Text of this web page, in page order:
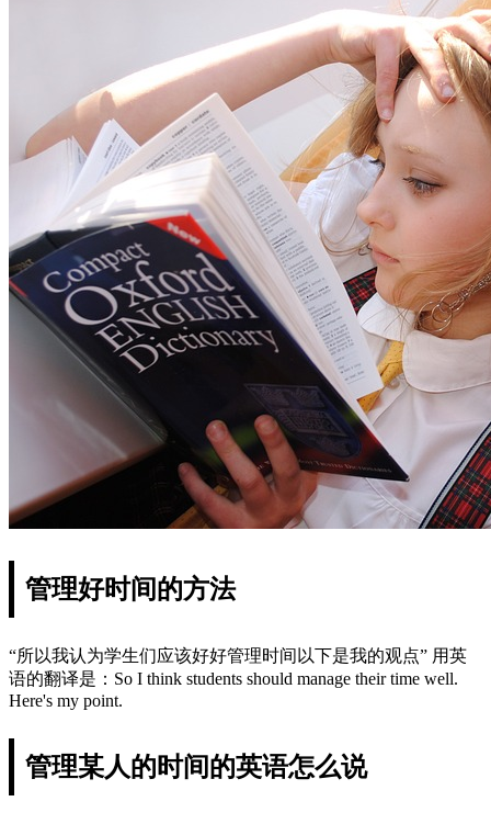
管理好时间的方法
“所以我认为学生们应该好好管理时间以下是我的观点” 用英
语的翻译是：So I think students should manage their time well.
Here's my point.
管理某人的时间的英语怎么说